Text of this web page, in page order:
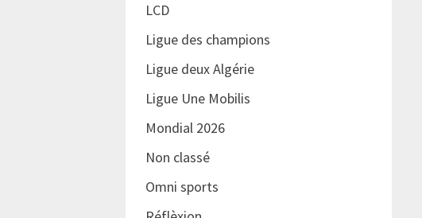
LCD
Ligue des champions
Ligue deux Algérie
Ligue Une Mobilis
Mondial 2026
Non classé
Omni sports